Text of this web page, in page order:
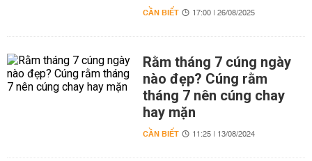
CẦN BIẾT 17:00 | 26/08/2025
Rằm tháng 7 cúng ngày
nào đẹp? Cúng rằm
tháng 7 nên cúng chay
hay mặn
CẦN BIẾT 11:25 | 13/08/2024